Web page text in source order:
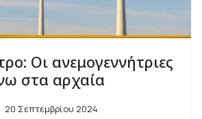
Οι ανεμογεννήτριες
στα αρχαία
20 Σεπτεμβρίου 2024